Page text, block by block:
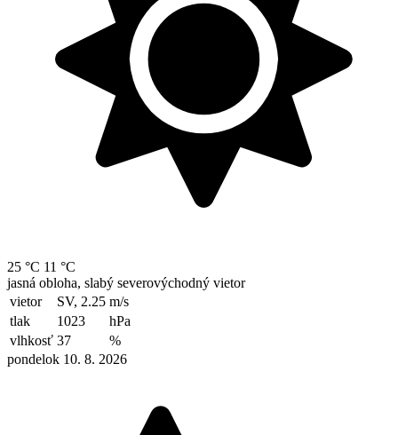
25 °C 11 °C
jasná obloha, slabý severovýchodný vietor
vietor
SV, 2.25 m/s
tlak
1023
hPa
vlhkosť 37
%
pondelok 10. 8. 2026